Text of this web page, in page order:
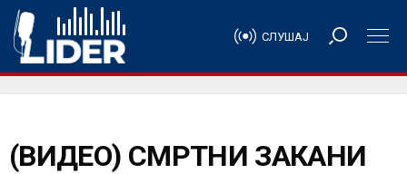
СЛУШАЈ
(ВИДЕО) СМРТНИ ЗАКАНИ